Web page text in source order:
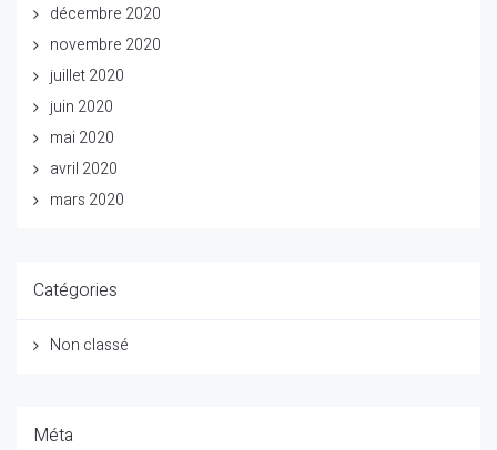
décembre 2020
novembre 2020
juillet 2020
juin 2020
mai 2020
avril 2020
mars 2020
Catégories
Non classé
Méta